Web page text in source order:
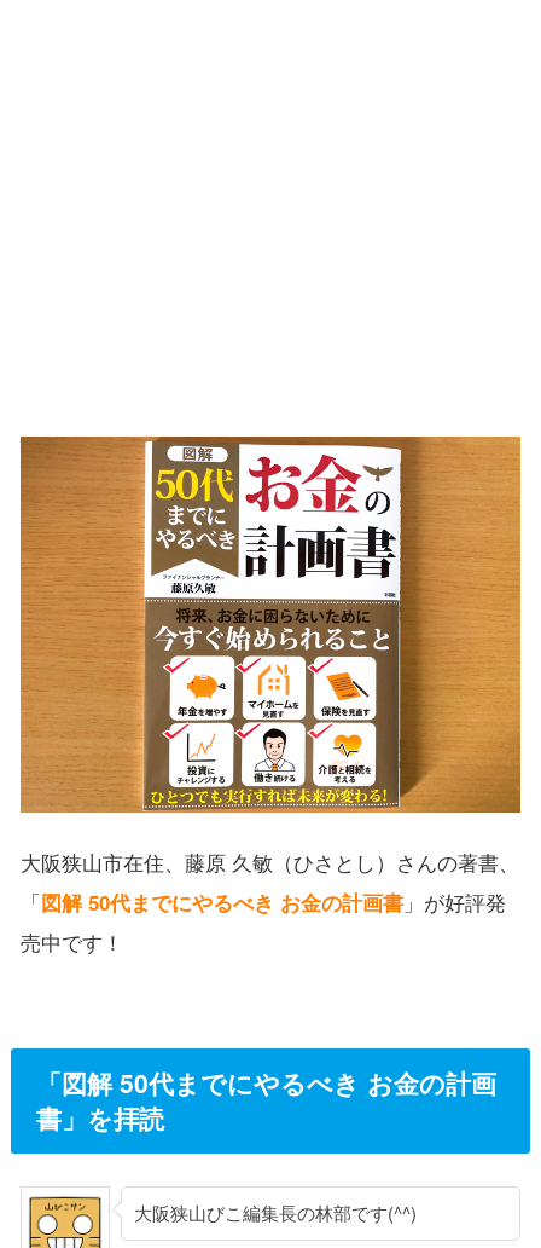
大阪狭山市在住、藤原 久敏（ひさとし）さんの著書、
「図解 50代までにやるべき お金の計画書」が好評発
売中です！
「図解 50代までにやるべき お金の計画
書」を拝読
大阪狭山びこ編集長の林部です(^^)